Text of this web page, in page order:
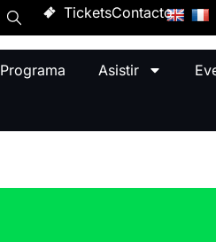
TicketsContacto
Programa Asistir